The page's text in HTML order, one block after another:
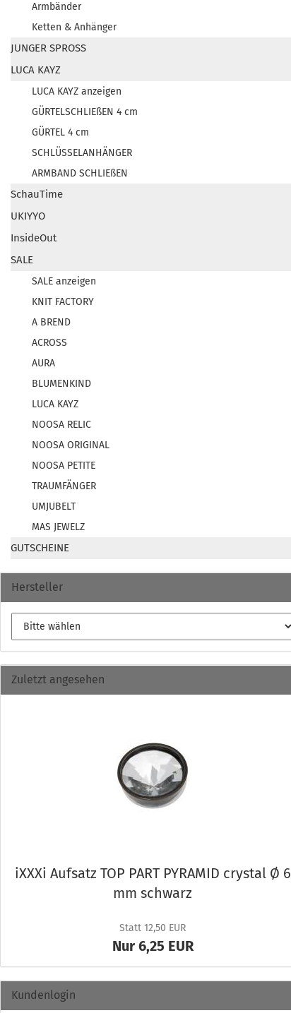
Armbänder
Ketten & Anhänger
JUNGER SPROSS
LUCA KAYZ
LUCA KAYZ anzeigen
GÜRTELSCHLIEßEN 4 cm
GÜRTEL 4 cm
SCHLÜSSELANHÄNGER
ARMBAND SCHLIEßEN
SchauTime
UKIYYO
InsideOut
SALE
SALE anzeigen
KNIT FACTORY
A BREND
ACROSS
AURA
BLUMENKIND
LUCA KAYZ
NOOSA RELIC
NOOSA ORIGINAL
NOOSA PETITE
TRAUMFÄNGER
UMJUBELT
MAS JEWELZ
GUTSCHEINE
Hersteller
Zuletzt angesehen
iXXXi Auf­satz TOP PART PY­RAMID crys­tal Ø 6
mm schwarz
Statt 12,50 EUR
Nur 6,25 EUR
Kundenlogin